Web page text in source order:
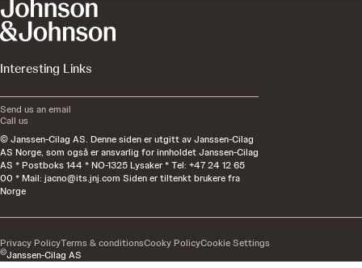
Interesting Links
Send us an email
Call us
© Janssen-Cilag AS. Denne siden er utgitt av Janssen-Cilag
AS Norge, som også er ansvarlig for innholdet Janssen-Cilag
AS * Postboks 144 * NO-1325 Lysaker * Tel: +47 24 12 65
00 * Mail: jacno@its.jnj.com Siden er tiltenkt brukere fra
Norge
©Janssen-Cilag AS
Privacy PolicyTerms & conditionsCooky PolicyCookie Settings